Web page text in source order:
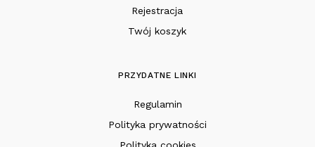
Rejestracja
Twój koszyk
PRZYDATNE LINKI
Regulamin
Polityka prywatności
Polityka cookies